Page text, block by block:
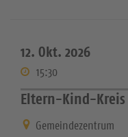
12. Okt. 2026
15:30
Eltern-Kind-Kreis
Gemeindezentrum